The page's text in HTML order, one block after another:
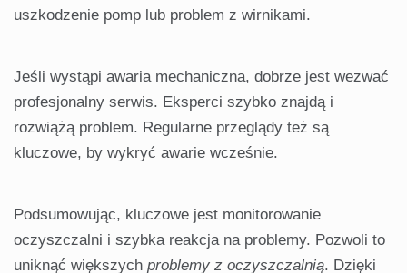
uszkodzenie pomp lub problem z wirnikami.
Jeśli wystąpi awaria mechaniczna, dobrze jest wezwać
profesjonalny serwis. Eksperci szybko znajdą i
rozwiążą problem. Regularne przeglądy też są
kluczowe, by wykryć awarie wcześnie.
Podsumowując, kluczowe jest monitorowanie
oczyszczalni i szybka reakcja na problemy. Pozwoli to
uniknąć większych problemy z oczyszczalnią. Dzięki